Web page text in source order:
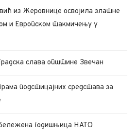
из Жеровнице освојила златне
и Европском такмичењу у
слава општине Звечан
подстицајних средстава за
годишњица НАТО